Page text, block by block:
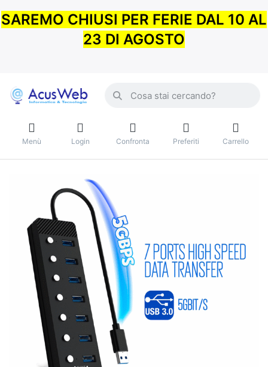
SAREMO CHIUSI PER FERIE DAL 10 AL
23 DI AGOSTO
Menù Login Confronta Preferiti Carrello